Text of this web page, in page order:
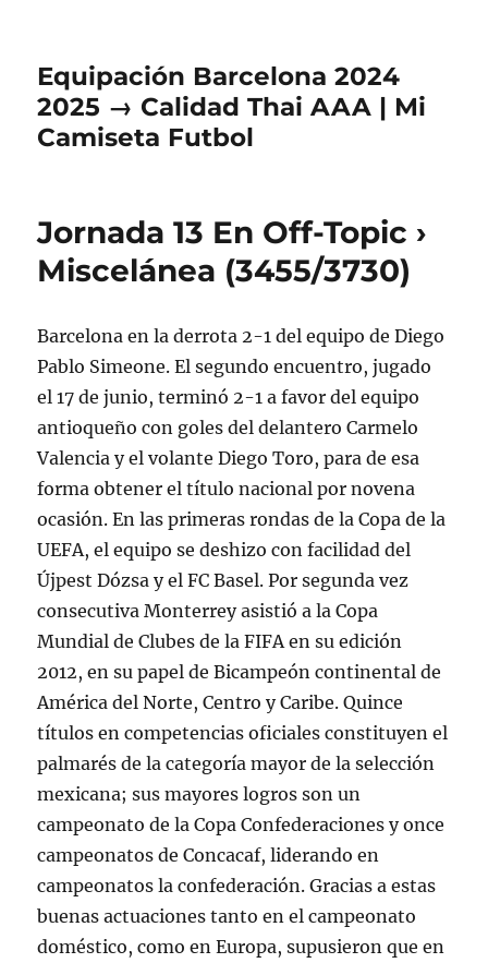
Equipación Barcelona 2024
2025 → Calidad Thai AAA | Mi
Camiseta Futbol
Jornada 13 En Off-Topic ›
Miscelánea (3455/3730)
Barcelona en la derrota 2-1 del equipo de Diego
Pablo Simeone. El segundo encuentro, jugado
el 17 de junio, terminó 2-1 a favor del equipo
antioqueño con goles del delantero Carmelo
Valencia y el volante Diego Toro, para de esa
forma obtener el título nacional por novena
ocasión. En las primeras rondas de la Copa de la
UEFA, el equipo se deshizo con facilidad del
Újpest Dózsa y el FC Basel. Por segunda vez
consecutiva Monterrey asistió a la Copa
Mundial de Clubes de la FIFA en su edición
2012, en su papel de Bicampeón continental de
América del Norte, Centro y Caribe. Quince
títulos en competencias oficiales constituyen el
palmarés de la categoría mayor de la selección
mexicana; sus mayores logros son un
campeonato de la Copa Confederaciones y once
campeonatos de Concacaf, liderando en
campeonatos la confederación. Gracias a estas
buenas actuaciones tanto en el campeonato
doméstico, como en Europa, supusieron que en